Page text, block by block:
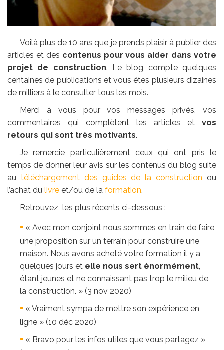
Voilà plus de 10 ans que je prends plaisir à publier des
articles et des contenus pour vous aider dans votre
projet de construction. Le blog compte quelques
centaines de publications et vous êtes plusieurs dizaines
de milliers à le consulter tous les mois.
Merci à vous pour vos messages privés, vos
commentaires qui complètent les articles et vos
retours qui sont très motivants.
Je remercie particulièrement ceux qui ont pris le
temps de donner leur avis sur les contenus du blog suite
au téléchargement des guides de la construction ou
l’achat du livre et/ou de la formation.
Retrouvez les plus récents ci-dessous :
« Avec mon conjoint nous sommes en train de faire
une proposition sur un terrain pour construire une
maison. Nous avons acheté votre formation il y a
quelques jours et elle nous sert énormément,
étant jeunes et ne connaissant pas trop le milieu de
la construction. » (3 nov 2020)
« Vraiment sympa de mettre son expérience en
ligne » (10 déc 2020)
« Bravo pour les infos utiles que vous partagez »